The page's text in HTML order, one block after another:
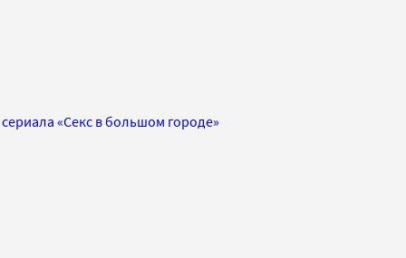
«Секс в большом городе»